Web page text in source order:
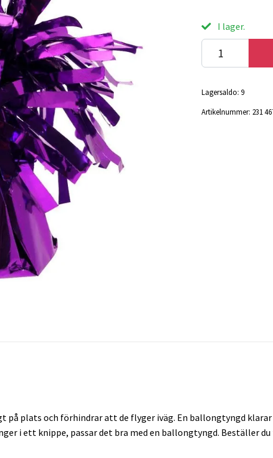
I lager.
Lagersaldo: 9
Artikelnummer: 231
plats och förhindrar att de flyger iväg. En ballongtyngd
i ett knippe, passar det bra med en ballongtyngd. Beställer